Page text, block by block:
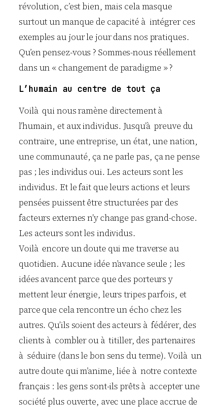
révolution, c’est bien, mais cela masque
surtout un manque de capacité à intégrer ces
exemples au jour le jour dans nos pratiques.
Qu’en pensez-vous ? Sommes-nous réellement
dans un « changement de paradigme » ?
L’humain au centre de tout ça
Voilà qui nous ramène directement à
l’humain, et aux individus. Jusqu’à preuve du
contraire, une entreprise, un état, une nation,
une communauté, ça ne parle pas, ça ne pense
pas ; les individus oui. Les acteurs sont les
individus. Et le fait que leurs actions et leurs
pensées puissent être structurées par des
facteurs externes n’y change pas grand-chose.
Les acteurs sont les individus.
Voilà encore un doute qui me traverse au
quotidien. Aucune idée n’avance seule ; les
idées avancent parce que des porteurs y
mettent leur énergie, leurs tripes parfois, et
parce que cela rencontre un écho chez les
autres. Qu’ils soient des acteurs à fédérer, des
clients à combler ou à titiller, des partenaires
à séduire (dans le bon sens du terme). Voilà un
autre doute qui m’anime, liée à notre contexte
français : les gens sont-ils prêts à accepter une
société plus ouverte, avec une place accrue de